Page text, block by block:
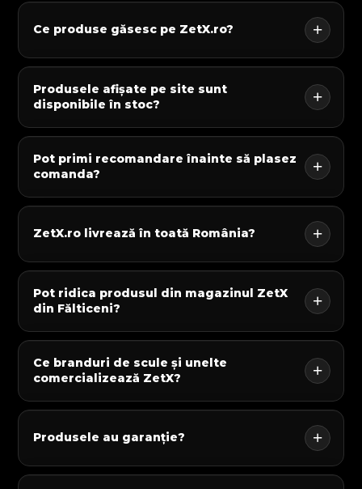
Ce produse găsesc pe ZetX.ro?
Produsele afișate pe site sunt
disponibile în stoc?
Pot primi recomandare înainte să plasez
comanda?
ZetX.ro livrează în toată România?
Pot ridica produsul din magazinul ZetX
din Fălticeni?
Ce branduri de scule și unelte
comercializează ZetX?
Produsele au garanție?